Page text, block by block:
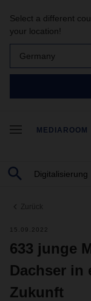
Select a different
your location!
Germany
MEDIAROOM
Zurück
15.09.2022
633 junge
Dachser in
Zukunft